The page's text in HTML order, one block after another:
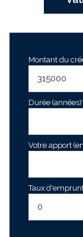
Montant du
Durée (années)*
Votre apport
Taux d'emprunt